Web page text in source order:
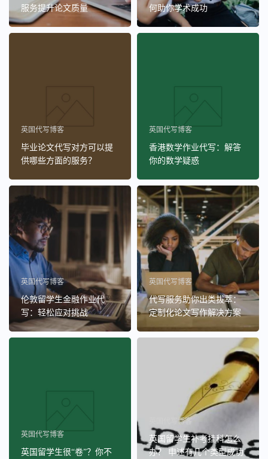
服务提升论文质量
何助你学术成功
英国代写博客
毕业论文代写对方可以提
供哪些方面的服务？
英国代写博客
香港数学作业代写：解答
你的数学疑惑
英国代写博客
伦敦留学生金融作业代
写：轻松应对挑战
英国代写博客
代写服务助你出类拔萃：
定制化论文写作解决方案
英国代写博客
英国留学生很“卷”？你不
英国代写博客
英国留学生补考挂科怎么
办？ 申述有几个类型成功